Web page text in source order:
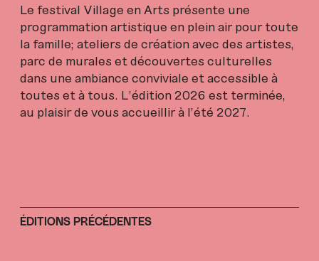
Le festival Village en Arts présente une
programmation artistique en plein air pour toute
la famille; ateliers de création avec des artistes,
parc de murales et découvertes culturelles
dans une ambiance conviviale et accessible à
toutes et à tous. L'édition 2026 est terminée,
au plaisir de vous accueillir à l'été 2027.
ÉDITIONS PRÉCÉDENTES